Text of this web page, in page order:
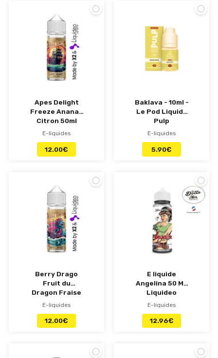
VDLV, Flavour Art, Savourea, The Fuu, … ont
préparé pour vous des mariages de fruits
étonnants pour des saveurs inédites.
Retrouvez notre
top 10 eliquides de 2026
D'autres saveurs à l'honneur :
Saveur Classic
Gourmande- Cocktail & Boisson
Apes Delight
Freeze Ananas
Citron 50ml
Flavor Hunters
E-liquides
12.00€
Baklava - 10ml -
Le Pod Liquide
Pulp
E-liquides
5.90€
Berry Drago
Fruit du
Dragon Fraise
50 ml Flavor
Hunters
E-liquides
12.00€
E liquide
Angelina 50 ML
Liquideo
E-liquides
12.96€